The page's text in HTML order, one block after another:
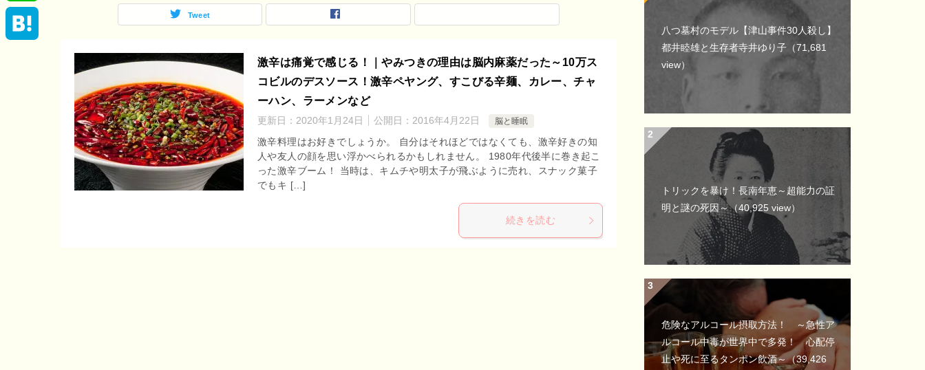
Tweet
激辛は痛覚で感じる！｜やみつきの理由は脳内麻薬だった～10万ス
コビルのデスソース！激辛ペヤング、すこびる辛麺、カレー、チャ
ーハン、ラーメンなど
更新日： 2020年1月24日 公開日： 2016年4月22日 脳と睡眠
激辛料理はお好きでしょうか。 自分はそれほどではなくても、激辛好きの知
人や友人の顔を思い浮かべられるかもしれません。 1980年代後半に巻き起こ
った激辛ブーム！ 当時は、キムチや明太子が飛ぶように売れ、スナック菓子
でもキ […]
続きを読む
八つ墓村のモデル【津山事件30人殺し】
都井睦雄と生存者寺井ゆり子 （71,681
view）
トリックを暴け！長南年恵～超能力の証
明と謎の死因～（40,925 view）
危険なアルコール摂取方法！ ～急性ア
ルコール中毒が世界中で多発！ 心配停
止や死に至るタンポン飲酒～（39,426
i
t
a